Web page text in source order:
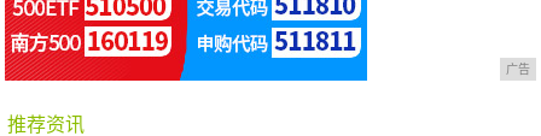
广告
推荐资讯